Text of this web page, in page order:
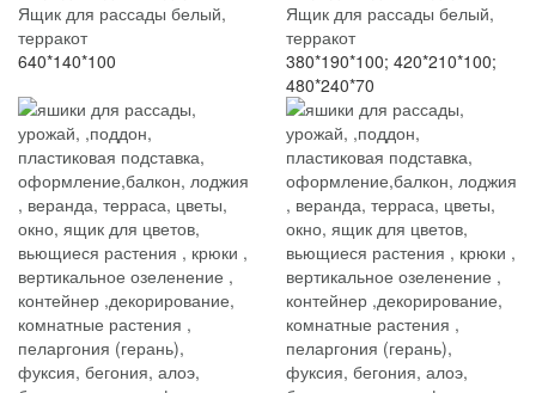
Ящик для рассады белый,
терракот
640*140*100
Ящик для рассады белый,
терракот
380*190*100; 420*210*100;
480*240*70